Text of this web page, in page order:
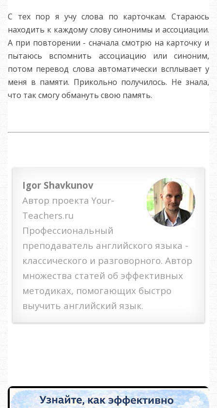
С тех пор я учу слова по карточкам. Стараюсь
находить к каждому слову синонимы и ассоциации.
А при повторении - сначала смотрю на карточку и
пытаюсь вспомнить ассоциацию или синоним,
потом перевод слова автоматически всплывает у
меня в памяти. Прикольно получилось. Не знала,
что так смогу обмануть свою память.
Igor Shavkunov
Автор проекта Your-
Teachers.ru
Профессиональный
преподаватель английского языка -
классического и разговорного. Автор
множества статей об эффективных
методиках, помогающих быстро
выучить английский язык.